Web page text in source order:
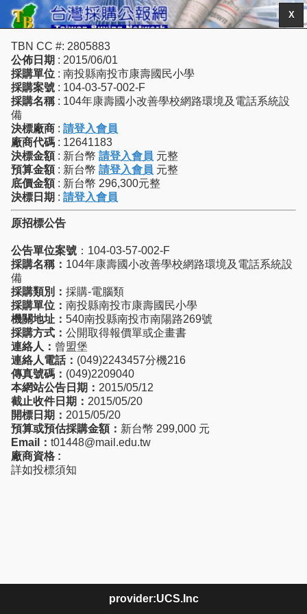
X
TBN CC #: 2805883
公佈日期 : 2015/06/01
採購單位 : 南投縣南投市康壽國民小學
採購案號 : 104-03-57-002-F
採購名稱 : 104年康壽國小改善學校網路環境及電話系統設
備
決標廠商 : 請登入會員
廠商代碼 : 12641183
決標金額 : 新台幣 請登入會員 元整
預算金額 : 新台幣 請登入會員 元整
底價金額 : 新台幣 296,300元整
決標日期 : 請登入會員
原招標公告
公告單位案號 ：104-03-57-002-F
採購名稱： 104年康壽國小改善學校網路環境及電話系統設
備
採購類別： 採購-電腦類
採購單位： 南投縣南投市康壽國民小學
機關地址： 540南投縣南投市南陽路269號
採購方式： 公開取得報價單或企畫書
連絡人： 曾盟堡
連絡人電話： (049)2243457分機216
傳真號碼： (049)2209040
本網站公告日期： 2015/05/12
截止收件日期： 2015/05/20
開標日期： 2015/05/20
預算或預估採購金額： 新台幣 299,000 元
Email： t01448@mail.edu.tw
廠商資格 :
詳如投標須知
provider:UCS.Inc